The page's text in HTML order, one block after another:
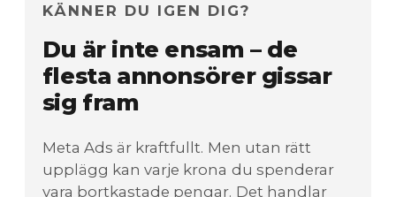
KÄNNER DU IGEN DIG?
Du är inte ensam – de
flesta annonsörer gissar
sig fram
Meta Ads är kraftfullt. Men utan rätt
upplägg kan varje krona du spenderar
vara bortkastade pengar. Det handlar